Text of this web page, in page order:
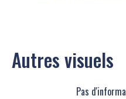
Autres visuels
Pas